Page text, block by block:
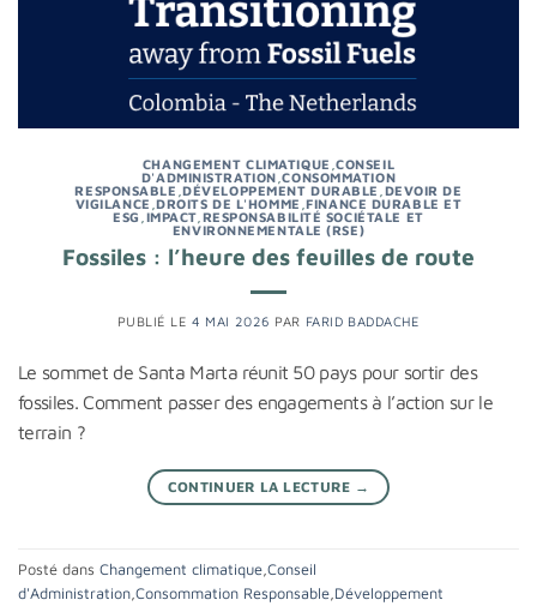
CHANGEMENT CLIMATIQUE ,CONSEIL
D'ADMINISTRATION ,CONSOMMATION
RESPONSABLE ,DÉVELOPPEMENT DURABLE DEVOIR DE
VIGILANCE ,DROITS DE L'HOMME ,FINANCE DURABLE ET
ESG IMPACT, RESPONSABILITÉ SOCIÉTALE ET
ENVIRONNEMENTALE (RSE)
Fossiles : l’heure des feuilles de route
PUBLIÉ LE4 MAI 2026 PAR FARID BADDACHE
Le sommet de Santa Marta réunit 50 pays pour sortir des
fossiles. Comment passer des engagements à l’action sur le
terrain ?
CONTINUER LA LECTURE →
Posté dans Changement climatique Conseil
d'Administration Consommation Responsable Développement